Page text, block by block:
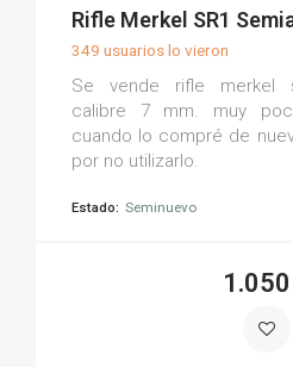
(0)
Rifle Merkel SR1
349 usuarios lo vieron
Se vende rifle merkel
calibre 7 mm. muy
cuando lo compré de
por no utilizarlo.
Estado: Seminuevo